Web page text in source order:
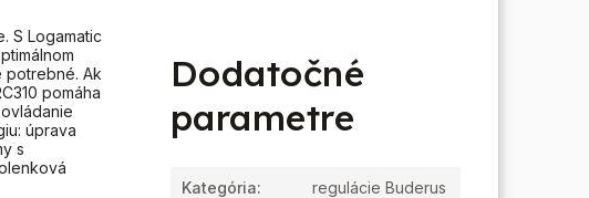
S Logamatic
Ak
pomáha
úprava
s
Dodatočné
parametre
Kategória: regulácie Buderus